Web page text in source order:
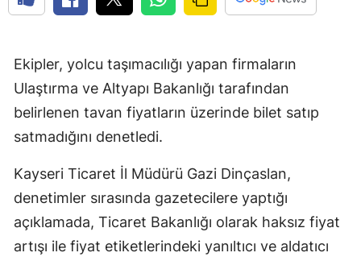
Ekipler, yolcu taşımacılığı yapan firmaların
Ulaştırma ve Altyapı Bakanlığı tarafından
belirlenen tavan fiyatların üzerinde bilet satıp
satmadığını denetledi.
Kayseri Ticaret İl Müdürü Gazi Dinçaslan,
denetimler sırasında gazetecilere yaptığı
açıklamada, Ticaret Bakanlığı olarak haksız fiyat
artışı ile fiyat etiketlerindeki yanıltıcı ve aldatıcı